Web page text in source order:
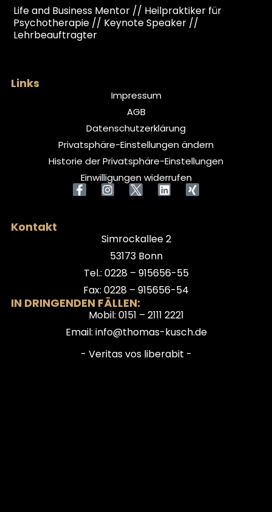
Life and Business Mentor // Heilpraktiker für
Psychotherapie // Keynote Speaker //
Lehrbeauftragter
Links
Impressum
AGB
Datenschutzerklärung
Privatsphäre-Einstellungen ändern
Historie der Privatsphäre-Einstellungen
Einwilligungen widerrufen
Kontakt
Simrockallee 2
53173 Bonn
Tel.: 0228 – 915656-55
Fax: 0228 – 915656-54
IN DRINGENDEN FÄLLEN:
Mobil: 0151 – 2111 2221
Email: info@thomas-kusch.de
- Veritas vos liberabit -